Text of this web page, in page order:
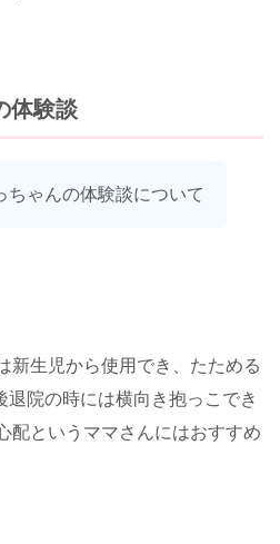
体験談
ちゃんの体験談について
新生児から使用でき、たためる
退院の時には横向き抱っこでき
配というママさんにはおすすめ